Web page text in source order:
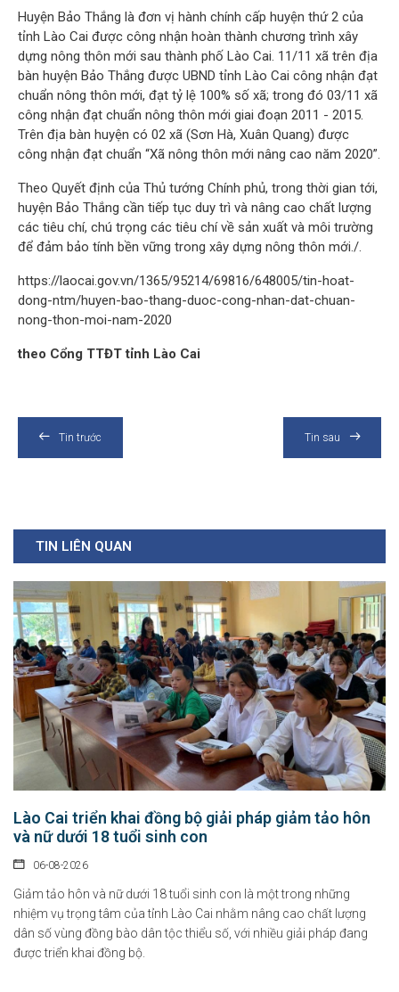
Huyện Bảo Thắng là đơn vị hành chính cấp huyện thứ 2 của
tỉnh Lào Cai được công nhận hoàn thành chương trình xây
dựng nông thôn mới sau thành phố Lào Cai. 11/11 xã trên địa
bàn huyện Bảo Thắng được UBND tỉnh Lào Cai công nhận đạt
chuẩn nông thôn mới, đạt tỷ lệ 100% số xã; trong đó 03/11 xã
công nhận đạt chuẩn nông thôn mới giai đoạn 2011 - 2015.
Trên địa bàn huyện có 02 xã (Sơn Hà, Xuân Quang) được
công nhận đạt chuẩn “Xã nông thôn mới nâng cao năm 2020”.
Theo Quyết định của Thủ tướng Chính phủ, trong thời gian tới,
huyện Bảo Thắng cần tiếp tục duy trì và nâng cao chất lượng
các tiêu chí, chú trọng các tiêu chí về sản xuất và môi trường
để đảm bảo tính bền vững trong xây dựng nông thôn mới./.
https://laocai.gov.vn/1365/95214/69816/648005/tin-hoat-
dong-ntm/huyen-bao-thang-duoc-cong-nhan-dat-chuan-
nong-thon-moi-nam-2020
theo Cổng TTĐT tỉnh Lào Cai
Tin trước Tin sau
TIN LIÊN QUAN
Lào Cai triển khai đồng bộ giải pháp giảm tảo hôn
và nữ dưới 18 tuổi sinh con
06-08-2026
Giảm tảo hôn và nữ dưới 18 tuổi sinh con là một trong những
nhiệm vụ trọng tâm của tỉnh Lào Cai nhằm nâng cao chất lượng
dân số vùng đồng bào dân tộc thiểu số, với nhiều giải pháp đang
được triển khai đồng bộ.